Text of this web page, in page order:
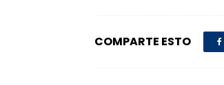
COMPARTE ESTO